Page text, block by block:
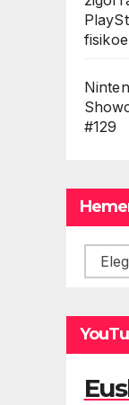
#129